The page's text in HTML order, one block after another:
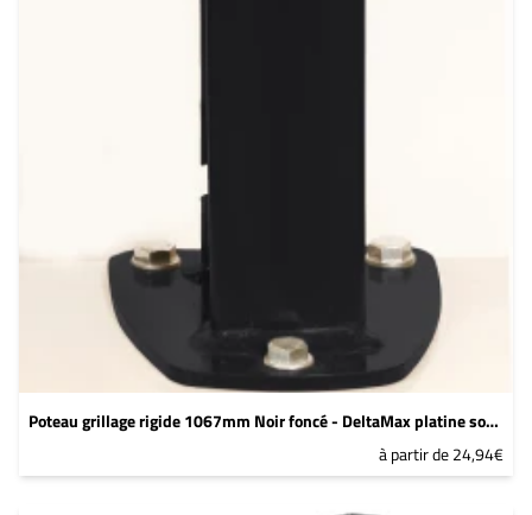
Poteau grillage rigide 1067mm Noir foncé - DeltaMax platine soudée
à partir de 24,94€